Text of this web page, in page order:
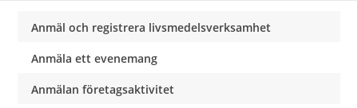
Anmäl och registrera livsmedelsverksamhet
Anmäla ett evenemang
Anmälan företagsaktivitet